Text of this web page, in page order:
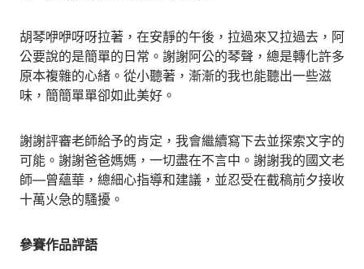
胡琴咿咿呀呀拉著，在安靜的午後，拉過來又拉過去，阿
公要說的是簡單的日常。謝謝阿公的琴聲，總是轉化許多
原本複雜的心緒。從小聽著，漸漸的我也能聽出一些滋
味，簡簡單單卻如此美好。
謝謝評審老師給予的肯定，我會繼續寫下去並探索文字的
可能。謝謝爸爸媽媽，一切盡在不言中。謝謝我的國文老
師—曾蘊華，總細心指導和建議，並忍受在截稿前夕接收
十萬火急的騷擾。
參賽作品評語